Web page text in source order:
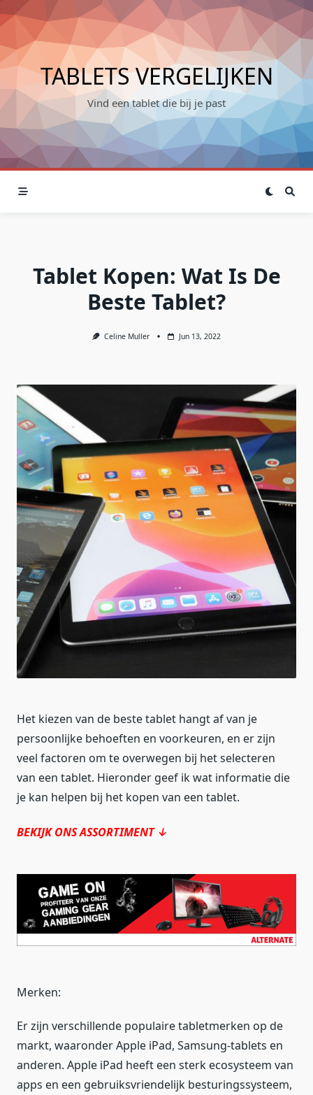
Skip
to
content
TABLETS VERGELIJKEN
Vind een tablet die bij je past
Tablet Kopen: Wat Is De
Beste Tablet?
Celine Muller Jun 13, 2022
Het kiezen van de beste tablet hangt af van je
persoonlijke behoeften en voorkeuren, en er zijn
veel factoren om te overwegen bij het selecteren
van een tablet. Hieronder geef ik wat informatie die
je kan helpen bij het kopen van een tablet.
BEKIJK ONS ASSORTIMENT ↓
Merken:
Er zijn verschillende populaire tabletmerken op de
markt, waaronder Apple iPad, Samsung-tablets en
anderen. Apple iPad heeft een sterk ecosysteem van
apps en een gebruiksvriendelijk besturingssysteem,